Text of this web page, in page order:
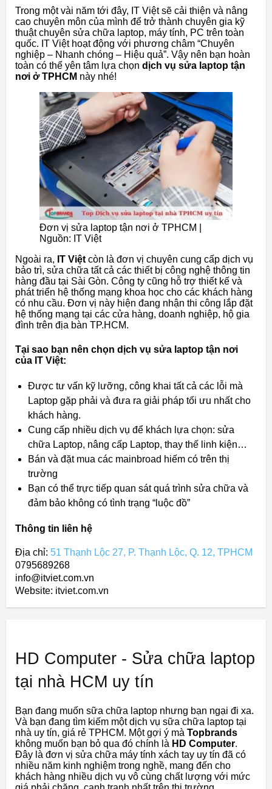
Trong một vài năm tới đây, IT Việt sẽ cải thiện và nâng
cao chuyên môn của mình để trở thành chuyên gia kỹ
thuật chuyên sửa chữa laptop, máy tính, PC trên toàn
quốc. IT Việt hoạt động với phương châm “Chuyên
nghiệp – Nhanh chóng – Hiệu quả”. Vậy nên bạn hoàn
toàn có thể yên tâm lựa chọn dịch vụ sửa laptop tận
nơi ở TPHCM này nhé!
Đơn vị sửa laptop tận nơi ở TPHCM |
Nguồn: IT Việt
Ngoài ra, IT Việt còn là đơn vị chuyên cung cấp dịch vụ
bảo trì, sửa chữa tất cả các thiết bị công nghệ thông tin
hàng đầu tại Sài Gòn. Công ty cũng hỗ trợ thiết kế và
phát triển hệ thống mạng khoa học cho các khách hàng
có nhu cầu. Đơn vị này hiện đang nhận thi công lắp đặt
hệ thống mạng tại các cửa hàng, doanh nghiệp, hộ gia
đình trên địa bàn TP.HCM.
Tại sao bạn nên chọn dịch vụ sửa laptop tận nơi
của IT Việt:
Được tư vấn kỹ lưỡng, công khai tất cả các lỗi mà
Laptop gặp phải và đưa ra giải pháp tối ưu nhất cho
khách hàng.
Cung cấp nhiều dịch vụ để khách lựa chọn: sửa
chữa Laptop, nâng cấp Laptop, thay thế linh kiện…
Bán và đặt mua các mainbroad hiếm có trên thị
trường
Bạn có thể trực tiếp quan sát quá trình sửa chữa và
đảm bảo không có tình trạng “luộc đồ”
Thông tin liên hệ
Địa chỉ: 51 Thạnh Lộc 27, P. Thạnh Lộc, Q. 12, TPHCM
0795689268
info@itviet.com.vn
Website: itviet.com.vn
HD Computer - Sửa chữa laptop
tại nhà HCM uy tín
Bạn đang muốn sữa chữa laptop nhưng bạn ngại đi xa.
Và bạn đang tìm kiếm một dịch vụ sữa chữa laptop tại
nhà uy tín, giá rẻ TPHCM. Một gợi ý mà Topbrands
không muốn bạn bỏ qua đó chính là HD Computer.
Đây là đơn vị sửa chữa máy tính xách tay uy tín đã có
nhiều năm kinh nghiệm trong nghề, mang đến cho
khách hàng nhiều dịch vụ vô cùng chất lượng với mức